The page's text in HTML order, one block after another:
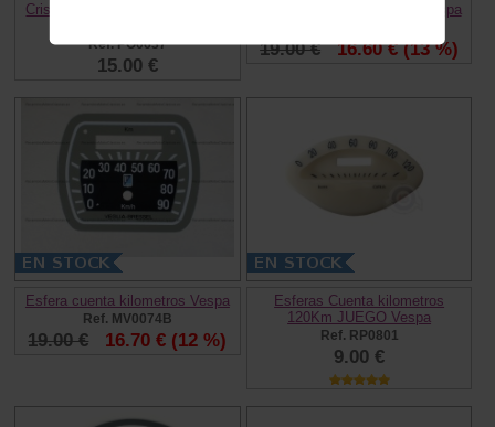
Cristal cuenta kilometros Vespa
Ref. PO0637
15.00 €
Esfera cuenta kilometros Vespa
19.00 € 16.60 € (13 %)
Esfera cuenta kilometros Vespa
Ref. MV0074B
19.00 € 16.70 € (12 %)
Esferas Cuenta kilometros
120Km JUEGO Vespa
Ref. RP0801
9.00 €